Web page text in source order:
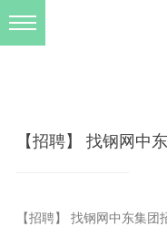
【招聘】 找钢网中
【招聘】 找钢网中东集团